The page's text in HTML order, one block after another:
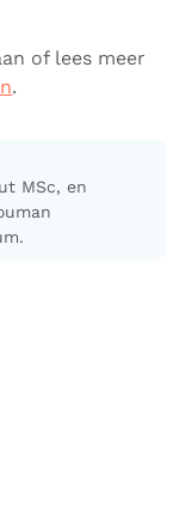
of lees meer
.
MSc, en